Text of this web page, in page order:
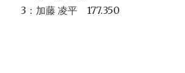
3：加藤 凌平 177.350